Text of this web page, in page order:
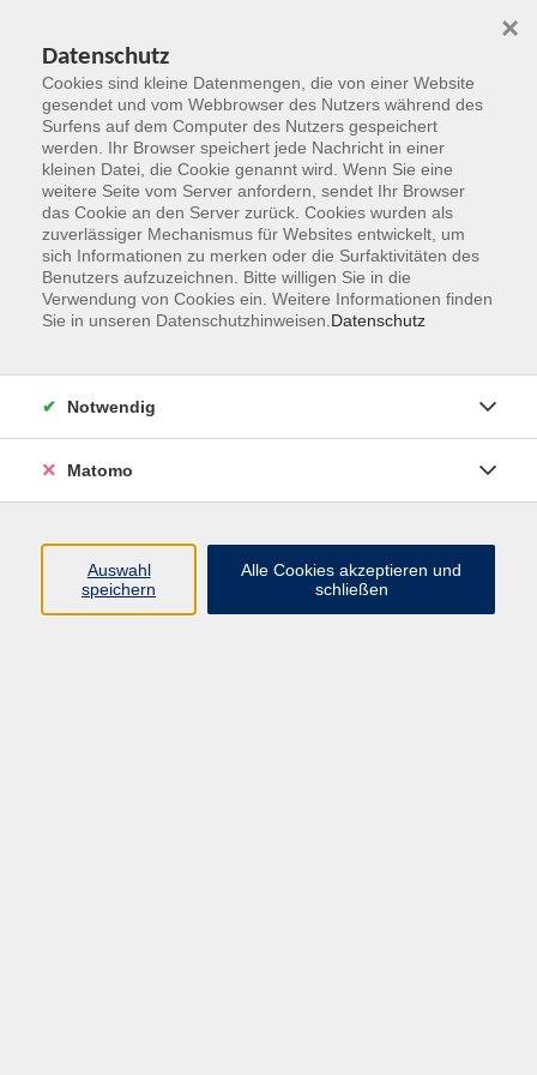
Zum Hauptinhalt springen
Der Kurs konnte nicht gefunden werden.
Erich-Kästner-Str. 5
65232 Taunusstein
info@vhs-rtk.de
Tel: 06128-92770
Datenschutz
Cookies sind kleine Datenmengen, die von einer Website
gesendet und vom Webbrowser des Nutzers während des
Surfens auf dem Computer des Nutzers gespeichert
werden. Ihr Browser speichert jede Nachricht in einer
kleinen Datei, die Cookie genannt wird. Wenn Sie eine
weitere Seite vom Server anfordern, sendet Ihr Browser
das Cookie an den Server zurück. Cookies wurden als
zuverlässiger Mechanismus für Websites entwickelt, um
sich Informationen zu merken oder die Surfaktivitäten des
Benutzers aufzuzeichnen. Bitte willigen Sie in die
Verwendung von Cookies ein. Weitere Informationen finden
Sie in unseren Datenschutzhinweisen. Datenschutz
×
Notwendig
Matomo
Auswahl
speichern
Alle Cookies akzeptieren und
schließen